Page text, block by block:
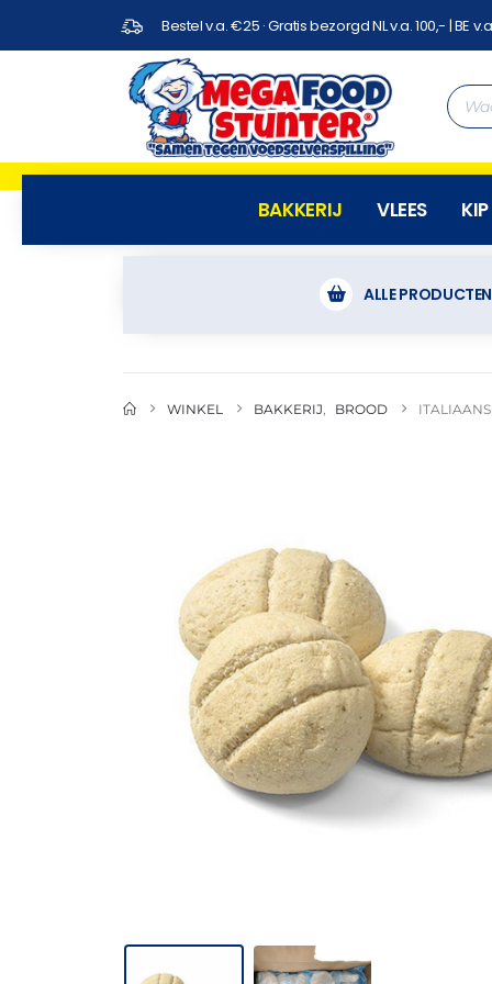
Bestel v.a. €25 · Gratis bezorgd NL v.a. 100,- | BE
BAKKERIJ VLEES KIP
ALLE PRODUCTEN
WINKEL BAKKERIJ BROOD